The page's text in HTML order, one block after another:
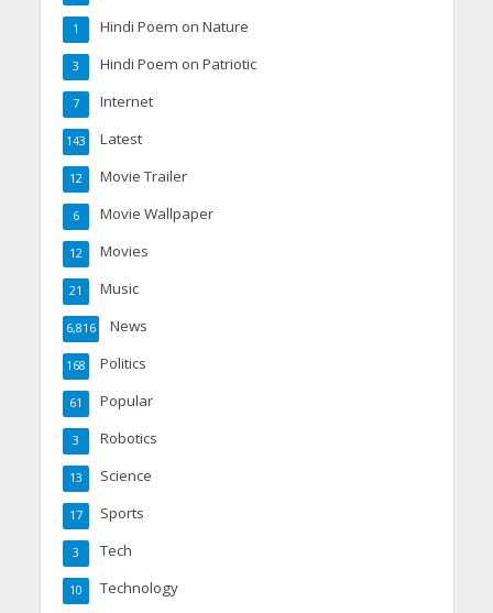
Hindi Poem on Nature
1
Hindi Poem on Patriotic
3
Internet
7
Latest
143
Movie Trailer
12
Movie Wallpaper
6
Movies
12
Music
21
News
6,816
Politics
168
Popular
61
Robotics
3
Science
13
Sports
17
Tech
3
Technology
10